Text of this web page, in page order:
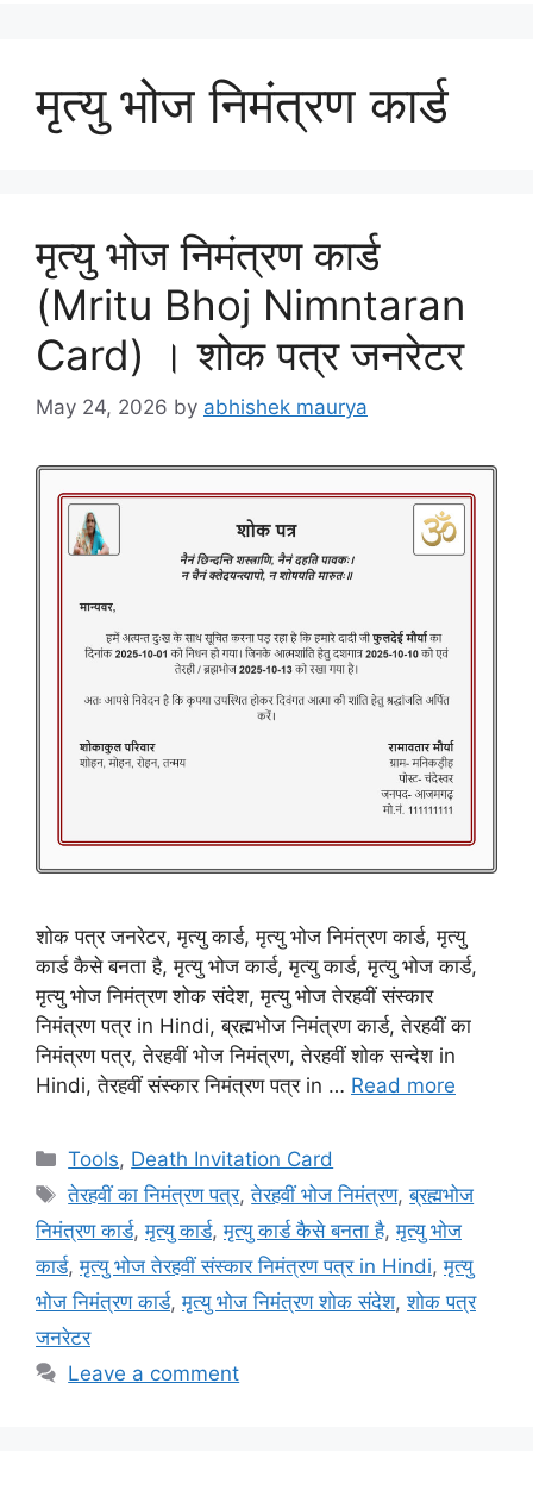
मृत्यु भोज निमंत्रण कार्ड
मृत्यु भोज निमंत्रण कार्ड
(Mritu Bhoj Nimntaran
Card) । शोक पत्र जनरेटर
May 24, 2026 by abhishek maurya
शोक पत्र जनरेटर, मृत्यु कार्ड, मृत्यु भोज निमंत्रण कार्ड, मृत्यु
कार्ड कैसे बनता है, मृत्यु भोज कार्ड, मृत्यु कार्ड, मृत्यु भोज कार्ड,
मृत्यु भोज निमंत्रण शोक संदेश, मृत्यु भोज तेरहवीं संस्कार
निमंत्रण पत्र in Hindi, ब्रह्मभोज निमंत्रण कार्ड, तेरहवीं का
निमंत्रण पत्र, तेरहवीं भोज निमंत्रण, तेरहवीं शोक सन्देश in
Hindi, तेरहवीं संस्कार निमंत्रण पत्र in … Read more
Categories
Tools, Death Invitation Card
Tags
तेरहवीं का निमंत्रण पत्र,तेरहवीं भोज निमंत्रण,ब्रह्मभोज
निमंत्रण कार्ड,मृत्यु कार्ड,मृत्यु कार्ड कैसे बनता है,मृत्यु भोज
कार्ड,मृत्यु भोज तेरहवीं संस्कार निमंत्रण पत्र in Hindi,मृत्यु
भोज निमंत्रण कार्ड,मृत्यु भोज निमंत्रण शोक संदेश,शोक पत्र
जनरेटर
Leave a comment